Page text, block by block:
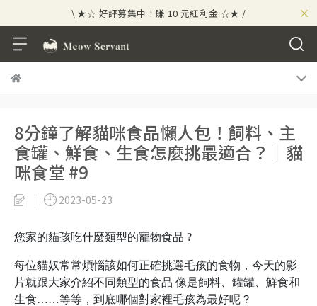
×
\ ★☆ 好評募集中！賺 10 元紅利金 ☆★ /
⟡⣠𝘄𝗲𝗹𝗰𝗼𝗺𝗲 ⁘ 新會員贈 50 元紅利金
\ ★☆ 好評募集中！賺 10 元紅利金 ☆★ /
8分鐘了解貓咪食品懶人包！飼料、主
食罐、鮮食、生食怎麼挑最適合？｜貓
咪食堂 #9
2023-05-23
您家的貓孩吃什麼類型的寵物食品 ?
每位貓奴常常煩惱該如何正確挑選毛孩的食物，今天的影
片就跟大家介紹不同類型的食品 像是飼料、罐罐、鮮食和
生食……等等，到底哪個對家裡毛孩為最好呢？